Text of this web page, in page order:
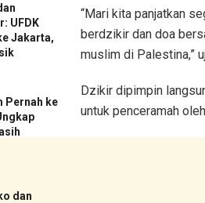
UFDK
Jakarta,
Pernah ke
dan
“Mari kita panjatkan
berdzikir dan doa
muslim di Palestina,”
Dzikir dipimpin
untuk penceramah